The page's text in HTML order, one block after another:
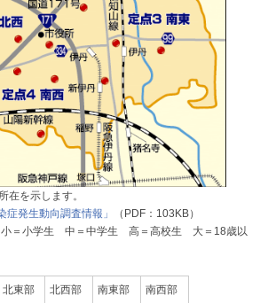
在を示します。
症発生動向調査情報」
（PDF：103KB）
＝小学生 中＝中学生 高＝高校生 大＝18歳以
北東部
北西部 南東部 南西部